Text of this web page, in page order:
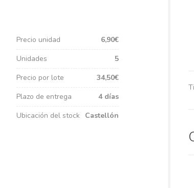
Precio unidad
6,90€
Unidades
5
Precio por lote
34,50€
Plazo de entrega
4 días
Ubicación del stock Castellón